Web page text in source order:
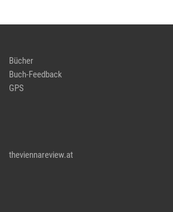
Bücher
Buch-Feedback
GPS
theviennareview.at